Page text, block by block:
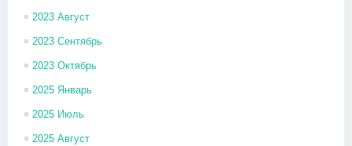
2023 Август
2023 Сентябрь
2023 Октябрь
2025 Январь
2025 Июль
2025 Август